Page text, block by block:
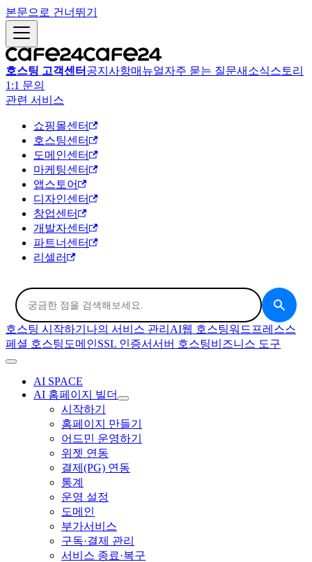
본문으로 건너뛰기
호스팅 고객센터 공지사항매뉴얼자주 묻는 질문새소식스토리
1:1 문의
관련 서비스
쇼핑몰센터
호스팅센터
도메인센터
마케팅센터
앱스토어
디자인센터
창업센터
개발자센터
파트너센터
리셀러
호스팅 시작하기 나의 서비스 관리 AI웹 호스팅워드프레스스
페셜 호스팅 도메인SSL 인증서서버 호스팅비즈니스 도구
AI SPACE
AI 홈페이지 빌더
시작하기
홈페이지 만들기
어드민 운영하기
위젯 연동
결제(PG) 연동
통계
운영 설정
도메인
부가서비스
구독·결제 관리
서비스 종료·복구